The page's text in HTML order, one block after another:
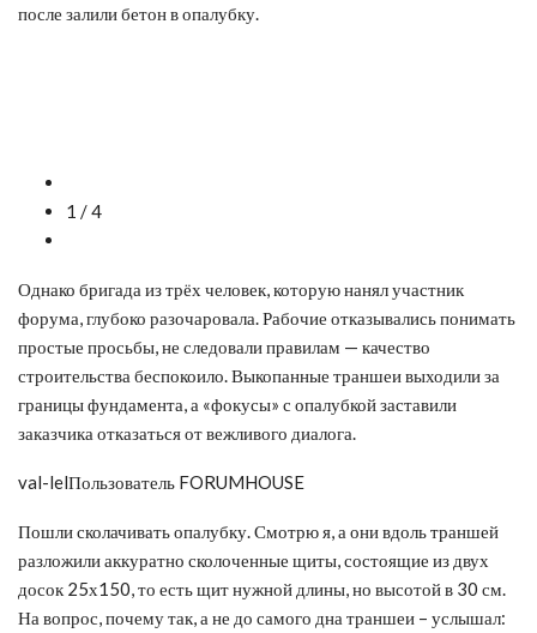
после залили бетон в опалубку.
1 / 4
Однако бригада из трёх человек, которую нанял участник
форума, глубоко разочаровала. Рабочие отказывались понимать
простые просьбы, не следовали правилам — качество
строительства беспокоило. Выкопанные траншеи выходили за
границы фундамента, а «фокусы» с опалубкой заставили
заказчика отказаться от вежливого диалога.
val-lelПользователь FORUMHOUSE
Пошли сколачивать опалубку. Смотрю я, а они вдоль траншей
разложили аккуратно сколоченные щиты, состоящие из двух
досок 25х150, то есть щит нужной длины, но высотой в 30 см.
На вопрос, почему так, а не до самого дна траншеи – услышал: